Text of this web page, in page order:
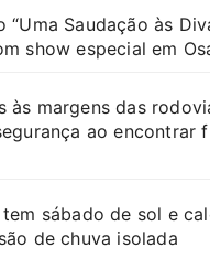
“Uma Saudação às
show especial em
às margens das
ao encontrar
tem sábado de sol e
de chuva isolada